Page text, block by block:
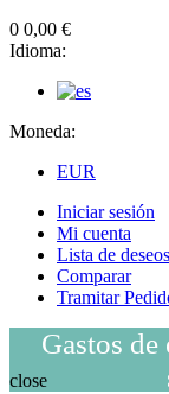
0 0,00 €
Idioma:
Moneda:
EUR
Iniciar sesión
Mi cuenta
Lista de deseos
Comparar
Tramitar
Gastos
close